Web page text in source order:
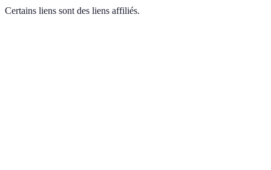
Certains liens sont des liens affiliés.